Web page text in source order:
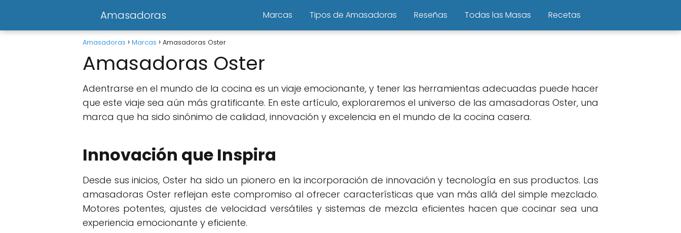
Amasadoras Marcas Tipos de Amasadoras Reseñas Todas las Masas Recetas
Amasadoras Marcas Amasadoras Oster
Amasadoras Oster
Adentrarse en el mundo de la cocina es un viaje emocionante, y tener las herramientas adecuadas puede hacer
que este viaje sea aún más gratificante. En este artículo, exploraremos el universo de las amasadoras Oster, una
marca que ha sido sinónimo de calidad, innovación y excelencia en el mundo de la cocina casera.
Innovación que Inspira
Desde sus inicios, Oster ha sido un pionero en la incorporación de innovación y tecnología en sus productos. Las
amasadoras Oster reflejan este compromiso al ofrecer características que van más allá del simple mezclado.
Motores potentes, ajustes de velocidad versátiles y sistemas de mezcla eficientes hacen que cocinar sea una
experiencia emocionante y eficiente.